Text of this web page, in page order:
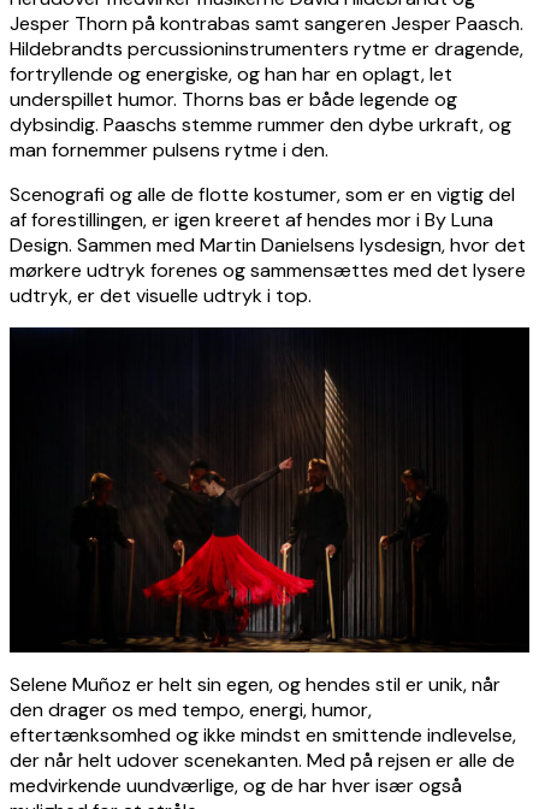
Jesper Thorn på kontrabas samt sangeren Jesper Paasch.
Hildebrandts percussioninstrumenters rytme er dragende,
fortryllende og energiske, og han har en oplagt, let
underspillet humor. Thorns bas er både legende og
dybsindig. Paaschs stemme rummer den dybe urkraft, og
man fornemmer pulsens rytme i den.
Scenografi og alle de flotte kostumer, som er en vigtig del
af forestillingen, er igen kreeret af hendes mor i By Luna
Design. Sammen med Martin Danielsens lysdesign, hvor det
mørkere udtryk forenes og sammensættes med det lysere
udtryk, er det visuelle udtryk i top.
Selene Muñoz er helt sin egen, og hendes stil er unik, når
den drager os med tempo, energi, humor,
eftertænksomhed og ikke mindst en smittende indlevelse,
der når helt udover scenekanten. Med på rejsen er alle de
medvirkende uundværlige, og de har hver især også